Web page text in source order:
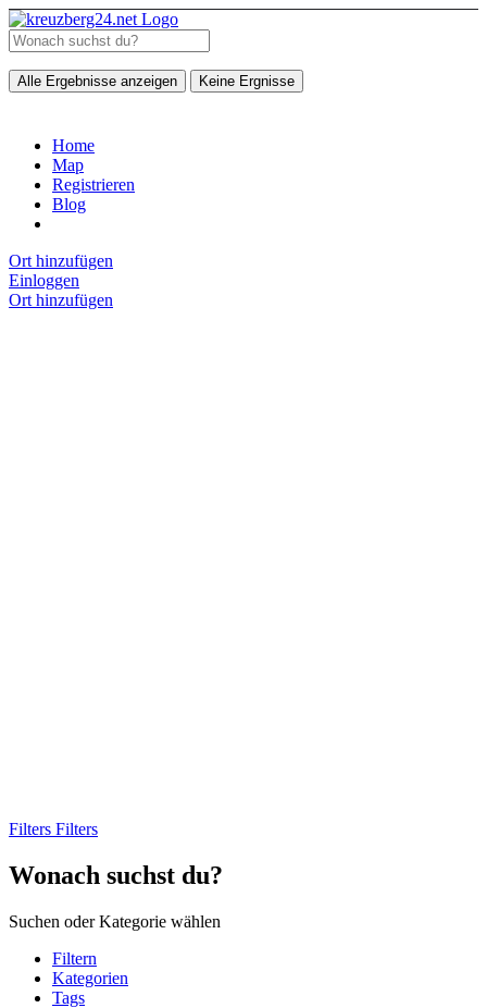
Alle Ergebnisse anzeigen Keine Ergnisse
Home
Map
Registrieren
Blog
Ort hinzufügen
Einloggen
Ort hinzufügen
Filters Filters
Wonach suchst du?
Suchen oder Kategorie wählen
Filtern
Kategorien
Tags